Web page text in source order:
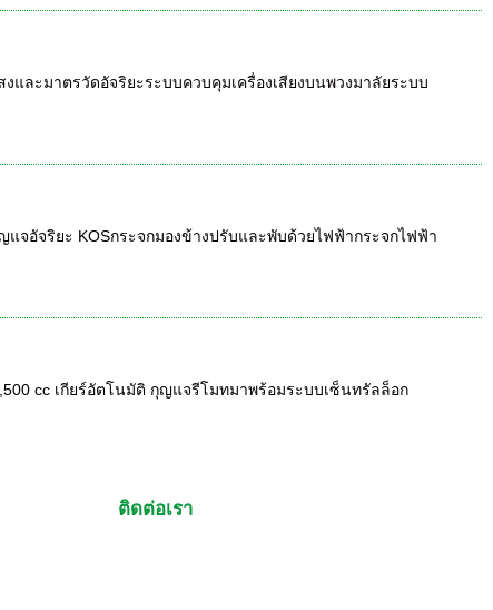
และมาตรวัดอัจริยะระบบควบคุมเครื่องเสียงบนพวงมาลัยระบบ
แจอัจริยะ KOSกระจกมองข้างปรับและพับด้วยไฟฟ้ากระจกไฟฟ้า
cc เกียร์อัตโนมัติ กุญแจรีโมทมาพร้อมระบบเซ็นทรัลล็อก
ติดต่อเรา